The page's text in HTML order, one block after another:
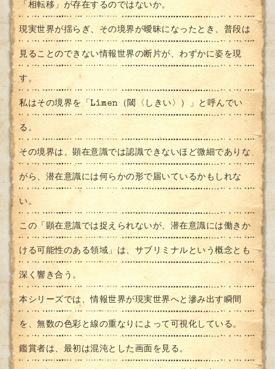
「相転移」が存在するのではないか。
現実世界が揺らぎ、その境界が曖昧になったとき、普段は
見ることのできない情報世界の断片が、わずかに姿を現
す。
私はその境界を「Limen（閾〈しきい〉）」と呼んでい
る。
その境界は、顕在意識では認識できないほど微細でありな
がら、潜在意識には何らかの形で届いているかもしれな
い。
この「顕在意識では捉えられないが、潜在意識には働きか
ける可能性のある領域」は、サブリミナルという概念とも
深く響き合う。
本シリーズでは、情報世界が現実世界へと滲み出す瞬間
を、無数の色彩と線の重なりによって可視化している。
鑑賞者は、最初は混沌とした画面を見る。